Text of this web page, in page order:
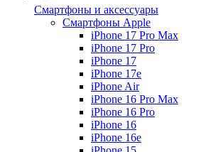
Смартфоны и аксессуары
Смартфоны Apple
iPhone 17 Pro Max
iPhone 17 Pro
iPhone 17
iPhone 17e
iPhone Air
iPhone 16 Pro Max
iPhone 16 Pro
iPhone 16
iPhone 16e